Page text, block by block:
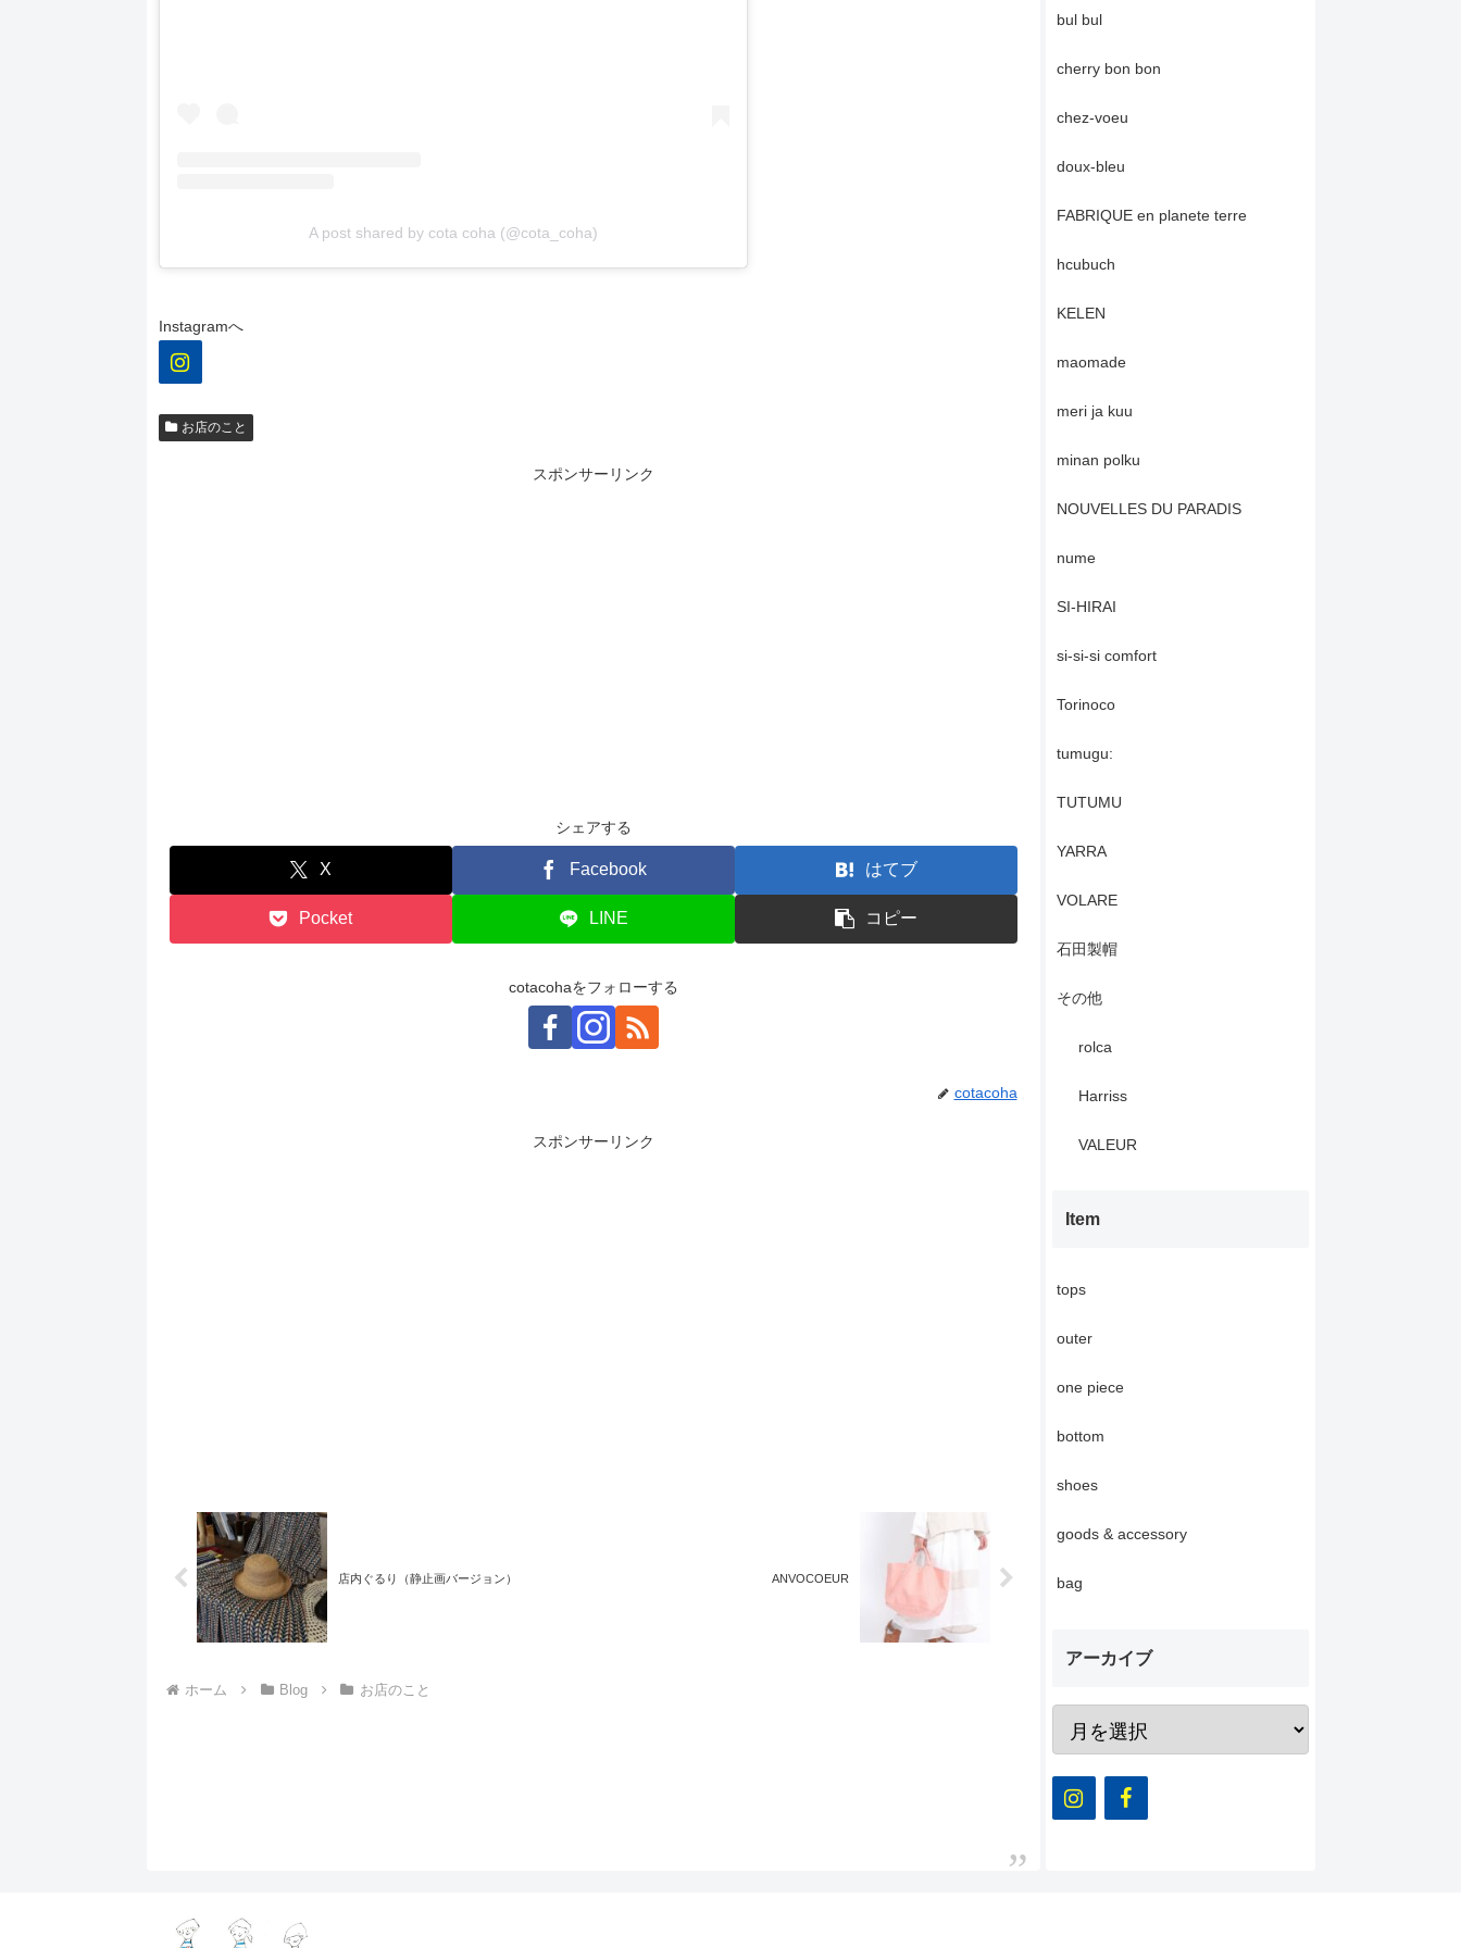
A post shared by cota coha (@cota_coha)
Instagramへ
お店のこと
スポンサーリンク
シェアする
X Facebook はてブ
Pocket LINE コピー
cotacohaをフォローする
cotacoha
スポンサーリンク
店内ぐるり（静止画バージョン） ANVOCOEUR
ホーム Blog お店のこと
bul bul
cherry bon bon
chez-voeu
doux-bleu
FABRIQUE en planete terre
hcubuch
KELEN
maomade
meri ja kuu
minan polku
NOUVELLES DU PARADIS
nume
SI-HIRAI
si-si-si comfort
Torinoco
tumugu:
TUTUMU
YARRA
VOLARE
石田製帽
その他
rolca
Harriss
VALEUR
Item
tops
outer
one piece
bottom
shoes
goods & accessory
bag
アーカイブ